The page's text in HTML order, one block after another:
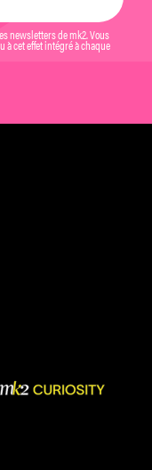
newsletters de mk2. Vous
à cet effet intégré à chaque